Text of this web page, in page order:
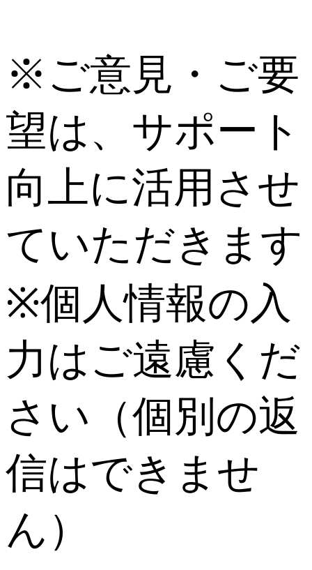
※ご意見・ご要
望は、サポート
向上に活用させ
ていただきます
※個人情報の入
力はご遠慮くだ
さい（個別の返
信はできませ
ん）